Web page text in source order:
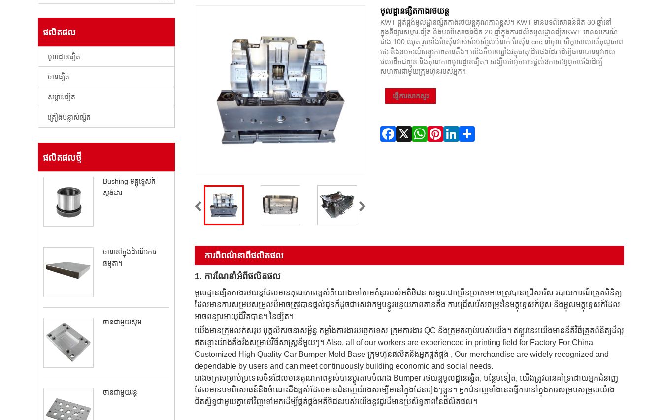
ផលិតផល
មូលដ្ឋានផ្សិត
ចានផ្សិត
សម្ភារៈផ្សិត
គ្រឿងបន្លាស់ផ្សិត
ផលិតផល​ថ្មី
Bushing មគ្គុទ្ទេសក៍
ស្តង់ដារ
ចាននៅក្នុងដំណើរការ
ធម្មតា។
ចានជាមួយស៊ុម
ចានជាមួយរន្ធ
មូលដ្ឋានផ្សិតកាងរថយន្ត
KWT ផ្គត់ផ្គង់មូលដ្ឋានផ្សិតកាងរថយន្តគុណភាពខ្ពស់។ KWT មានបទពិសោធន៍ជិត 30 ឆ្នាំនៅ
ក្នុងទីផ្សារសម្ភារៈផ្សិត និងបទពិសោធន៍ជិត 20 ឆ្នាំក្នុងការផលិតមូលដ្ឋានផ្សិតKWT មានឧបករណ៍
ជាង 100 ឈុត រួមទាំងម៉ាស៊ីនវាស់សំរបសំរួលបីនាក់ ម៉ាស៊ីន cnc នាំចូល សិក្ខាសាលាសីតុណ្ហភាព
ថេរ និងឧបករណ៍បន្ធូរភាពតានតឹង។ យើងក៏មានឃ្លាំងវត្ថុធាតុដើមផងដែរ ដើម្បីធានាបាននូវពេល
វេលាដឹកជញ្ជូន និងគុណភាពមូលដ្ឋានផ្សិត។ សង្ឃឹមថាអ្នកអាចផ្តល់ឱកាសឱ្យពួកយើងដើម្បី
សហការជាមួយក្រុមហ៊ុនរបស់អ្នក។
ផ្ញើការសាកសួរ
ការ​ពិពណ៌នា​ពី​ផលិតផល
1. ការណែនាំអំពីផលិតផល
មូលដ្ឋានផ្សិតកាងរថយន្តដែលមានគុណភាពខ្ពស់គឺយោងទៅតាមគំនូររបស់អតិថិជន សម្ភារៈជាច្រើនប្រភេទអាចត្រូវបានជ្រើសរើស របាយការណ៍ត្រួតពិនិត្យ
ដែលមានការសម្របសម្រួលបីអាចត្រូវបានផ្តល់ជូនក៏ដូចជាសេវាកម្មបន្ធូរបន្ថយភាពតានតឹង ការជ្រើសរើសចម្រុះនៃមគ្គុទ្ទេសក៍ប៊ូស និងម្ជុលមគ្គុទ្ទេសក៍ដែល
អាចពន្យារអាយុជីវិតបាន។ នៃផ្សិត។
យើងមានក្រុមលក់សរុប បុគ្គលិករចនាសម្ព័ន្ធ កម្លាំងការងារបច្ចេកទេស ក្រុមការងារ QC និងក្រុមកញ្ចប់របស់យើង។ ឥឡូវនេះយើងមាននីតិវិធីត្រួតពិនិត្យដ៏ល្អ
ឥតខ្ចោះយ៉ាងតឹងរឹងសម្រាប់វិធីសាស្រ្តនីមួយៗ។ Also, all of our workers are experienced in printing field for Factory For China
Customized High Quality Car Bumper Mold Base ក្រុមហ៊ុនផលិតនិងអ្នកផ្គត់ផ្គង់ , Our merchandise are widely recognized and
dependable by users and can meet continuously building economic and social needs.
រោងចក្រសម្រាប់ប្រទេសចិនដែលមានគុណភាពខ្ពស់បានប្ដូរតាមបំណង Bumper រថយន្តមូលដ្ឋានផ្សិត, បន្ថែមទៀត, យើងត្រូវបានគាំទ្រដោយអ្នកជំនាញ
ដែលមានបទពិសោធន៍និងចំណេះដឹងខ្ពស់ដែលមានជំនាញយ៉ាងសម្បើមនៅក្នុងដែនរៀងៗខ្លួន។ អ្នកជំនាញទាំងនេះធ្វើការនៅក្នុងការសម្របសម្រួលយ៉ាង
ជិតស្និទ្ធជាមួយគ្នាទៅវិញទៅមកដើម្បីផ្គត់ផ្គង់អតិថិជនរបស់យើងនូវជួរដ៏មានប្រសិទ្ធភាពនៃផលិតផល។